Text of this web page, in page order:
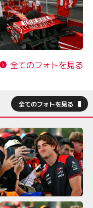
全てのフォトを見る
全てのフォトを見る